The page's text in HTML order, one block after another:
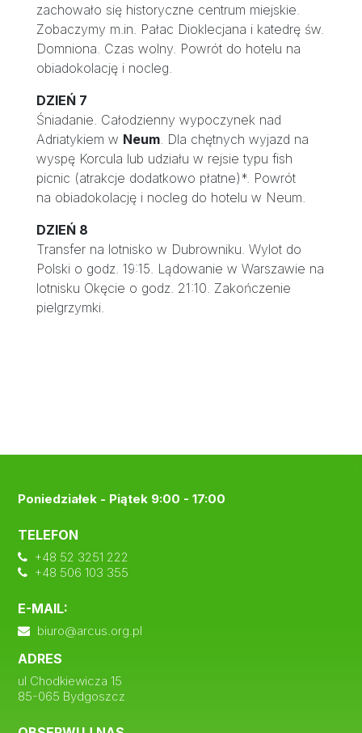
zachowało się historyczne centrum miejskie.
Zobaczymy m.in. Pałac Dioklecjana i katedrę św.
Domniona. Czas wolny. Powrót do hotelu na
obiadokolację i nocleg.
DZIEŃ 7
Śniadanie. Całodzienny wypoczynek nad
Adriatykiem w Neum. Dla chętnych wyjazd na
wyspę Korcula lub udziału w rejsie typu fish
picnic (atrakcje dodatkowo płatne)*. Powrót
na obiadokolację i nocleg do hotelu w Neum.
DZIEŃ 8
Transfer na lotnisko w Dubrowniku. Wylot do
Polski o godz. 19:15. Lądowanie w Warszawie na
lotnisku Okęcie o godz. 21:10. Zakończenie
pielgrzymki.
Poniedziałek - Piątek 9:00 - 17:00
TELEFON
+48 52 3251 222
+48 506 103 355
E-MAIL:
biuro@arcus.org.pl
ADRES
ul Chodkiewicza 15
85-065 Bydgoszcz